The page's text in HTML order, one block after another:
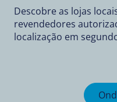
Descobre as lojas
revendedores
localização em